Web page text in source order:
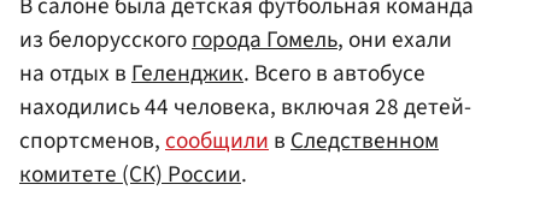
из белорусскогогорода Гомель, они ехали
на отдых вГеленджик. Всего в автобусе
находились 44 человека, включая 28 детей-
спортсменов,сообщиливСледственном
комитете (СК) России.